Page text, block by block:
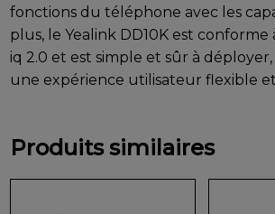
fonctions du téléphone avec les
plus, le Yealink DD10K est conforme
iq 2.0 et est simple et sûr à
une expérience utilisateur flexible
Produits similaires